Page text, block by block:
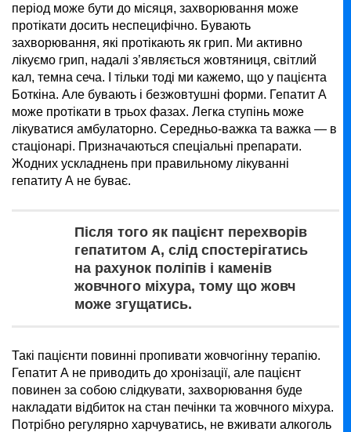
період може бути до місяця, захворювання може
протікати досить неспецифічно. Бувають
захворювання, які протікають як грип. Ми активно
лікуємо грип, надалі з’являється жовтяниця, світлий
кал, темна сеча. І тільки тоді ми кажемо, що у пацієнта
Боткіна. Але бувають і безжовтушні форми. Гепатит А
може протікати в трьох фазах. Легка ступінь може
лікуватися амбулаторно. Середньо-важка та важка — в
стаціонарі. Призначаються спеціальні препарати.
Жодних ускладнень при правильному лікуванні
гепатиту А не буває.
Після того як пацієнт перехворів
гепатитом А, слід спостерігатись
на рахунок поліпів і каменів
жовчного міхура, тому що жовч
може згущатись.
Такі пацієнти повинні пропивати жовчогінну терапію.
Гепатит А не приводить до хронізації, але пацієнт
повинен за собою слідкувати, захворювання буде
накладати відбиток на стан печінки та жовчного міхура.
Потрібно регулярно харчуватись, не вживати алкоголь